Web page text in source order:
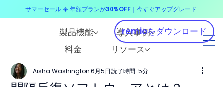
製品機能
導入事例
料金
リソース
remioをダウンロード
Aisha Washington 6月5日 読了時間: 5分
サマーセール ☀️ 年額プランが30%OFF｜今すぐアップグレード